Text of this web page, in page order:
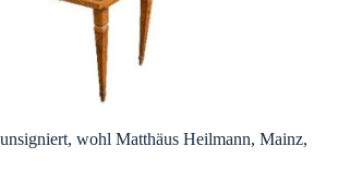
wohl Matthäus Heilmann, Mainz,